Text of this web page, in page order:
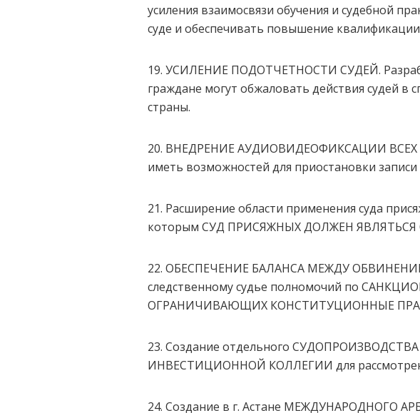
усиления взаимосвязи обучения и судебной
суде и обеспечивать повышение
19. УСИЛЕНИЕ ПОДОТЧЕТНОСТИ СУДЕЙ.
граждане могут обжаловать действия судей
страны.
20. ВНЕДРЕНИЕ АУДИОВИДЕОФИКСАЦИИ ВСЕХ
иметь возможностей для приостановки
21. Расширение области применения суда
которым СУД ПРИСЯЖНЫХ ДОЛЖЕН
22. ОБЕСПЕЧЕНИЕ БАЛАНСА МЕЖДУ
следственному судье полномочий по
ОГРАНИЧИВАЮЩИХ КОНСТИТУЦИОННЫЕ
23. Создание отдельного
ИНВЕСТИЦИОННОЙ КОЛЛЕГИИ для
24. Создание в г. Астане МЕЖДУНАРОДНОГО